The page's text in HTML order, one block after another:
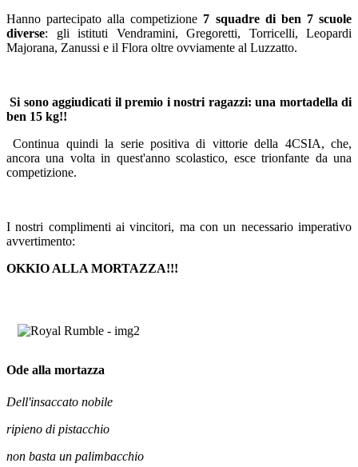
Hanno partecipato alla competizione 7 squadre di ben 7 scuole
diverse: gli istituti Vendramini, Gregoretti, Torricelli, Leopardi
Majorana, Zanussi e il Flora oltre ovviamente al Luzzatto.
Si sono aggiudicati il premio i nostri ragazzi: una mortadella di
ben 15 kg!!
Continua quindi la serie positiva di vittorie della 4CSIA, che,
ancora una volta in quest'anno scolastico, esce trionfante da una
competizione.
I nostri complimenti ai vincitori, ma con un necessario imperativo
avvertimento:
OKKIO ALLA MORTAZZA!!!
Ode alla mortazza
Dell'insaccato nobile
ripieno di pistacchio
non basta un palimbacchio